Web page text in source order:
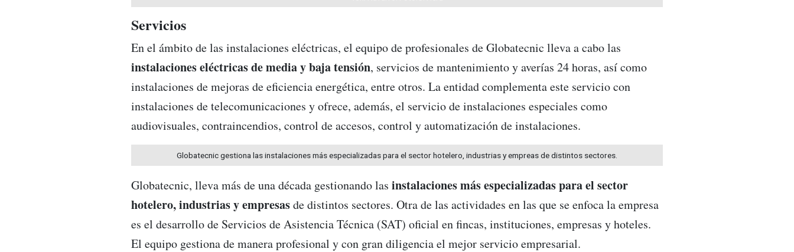
Servicios
En el ámbito de las instalaciones eléctricas, el equipo de profesionales de Globatecnic lleva a cabo las
instalaciones eléctricas de media y baja tensión, servicios de mantenimiento y averías 24 horas, así como
instalaciones de mejoras de eficiencia energética, entre otros. La entidad complementa este servicio con
instalaciones de telecomunicaciones y ofrece, además, el servicio de instalaciones especiales como
audiovisuales, contraincendios, control de accesos, control y automatización de instalaciones.
Globatecnic gestiona las instalaciones más especializadas para el sector hotelero, industrias y empreas de distintos sectores.
Globatecnic, lleva más de una década gestionando las instalaciones más especializadas para el sector
hotelero, industrias y empresasde distintos sectores. Otra de las actividades en las que se enfoca la empresa
es el desarrollo de Servicios de Asistencia Técnica (SAT) oficial en fincas, instituciones, empresas y hoteles.
El equipo gestiona de manera profesional y con gran diligencia el mejor servicio empresarial.